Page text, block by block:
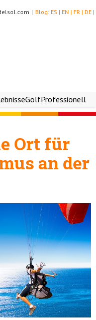
DE |
FR |
EN |
ES |
Blog:
|
GolfProfessionell
Ort für
an der